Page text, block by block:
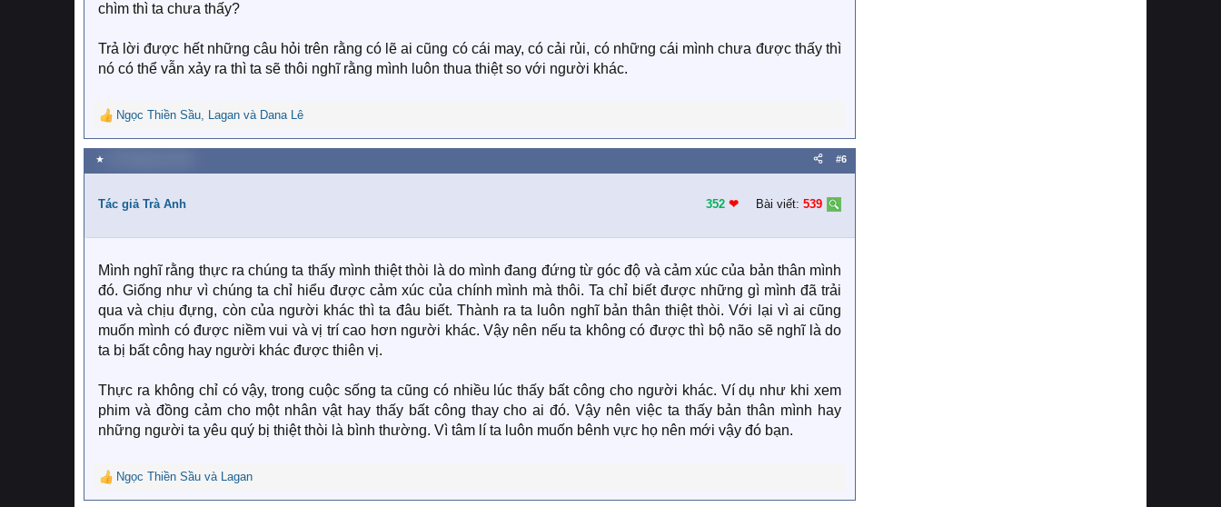
chìm thì ta chưa thấy?
Trả lời được hết những câu hỏi trên rằng có lẽ ai cũng có cái may, có cải rủi, có những cái mình chưa được thấy thì
nó có thể vẫn xảy ra thì ta sẽ thôi nghĩ rằng mình luôn thua thiệt so với người khác.
R
e
a
c
i
n
:
Ngọc Thiền Sầu, Lagan và Dana Lê
★ #6
Tác giả Trà Anh 352 ❤︎ Bài viết: 539
Mình nghĩ rằng thực ra chúng ta thấy mình thiệt thòi là do mình đang đứng từ góc độ và cảm xúc của bản thân mình
đó. Giống như vì chúng ta chỉ hiểu được cảm xúc của chính mình mà thôi. Ta chỉ biết được những gì mình đã trải
qua và chịu đựng, còn của người khác thì ta đâu biết. Thành ra ta luôn nghĩ bản thân thiệt thòi. Với lại vì ai cũng
muốn mình có được niềm vui và vị trí cao hơn người khác. Vậy nên nếu ta không có được thì bộ não sẽ nghĩ là do
ta bị bất công hay người khác được thiên vị.
Thực ra không chỉ có vậy, trong cuộc sống ta cũng có nhiều lúc thấy bất công cho người khác. Ví dụ như khi xem
phim và đồng cảm cho một nhân vật hay thấy bất công thay cho ai đó. Vậy nên việc ta thấy bản thân mình hay
những người ta yêu quý bị thiệt thòi là bình thường. Vì tâm lí ta luôn muốn bênh vực họ nên mới vậy đó bạn.
R
e
Ngọc Thiền Sầu và Lagan